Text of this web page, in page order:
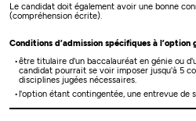
Le candidat doit également avoir une bonne
(compréhension écrite).
Conditions d’admission spécifiques à l’option
être titulaire d'un baccalauréat en génie ou
candidat pourrait se voir imposer jusqu'à 5
disciplines jugées nécessaires.
l'option étant contingentée, une entrevue de